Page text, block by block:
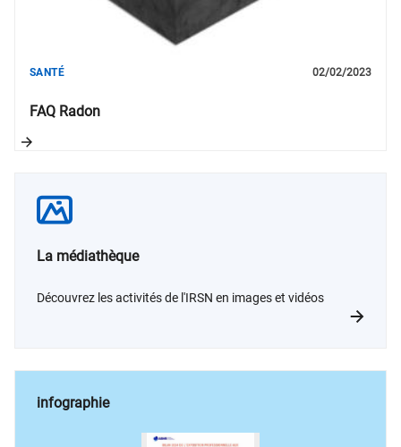
FAQ Radon
SANTÉ 02/02/2023
La médiathèque
Découvrez les activités de l'IRSN en images et vidéos
infographie